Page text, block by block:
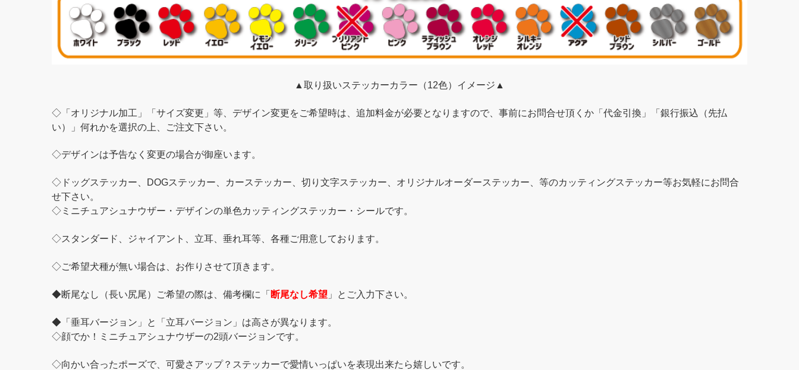
▲取り扱いステッカーカラー（12色）イメージ▲
◇「オリジナル加工」「サイズ変更」等、デザイン変更をご希望時は、追加料金が必要となりますので、事前にお問合せ頂くか「代金引換」「銀行振込（先払
い）」何れかを選択の上、ご注文下さい。
◇デザインは予告なく変更の場合が御座います。
◇ドッグステッカー、DOGステッカー、カーステッカー、切り文字ステッカー、オリジナルオーダーステッカー、等のカッティングステッカー等お気軽にお問合
せ下さい。
◇ミニチュアシュナウザー・デザインの単色カッティングステッカー・シールです。
◇スタンダード、ジャイアント、立耳、垂れ耳等、各種ご用意しております。
◇ご希望犬種が無い場合は、お作りさせて頂きます。
◆断尾なし（長い尻尾）ご希望の際は、備考欄に「 断尾なし希望 」とご入力下さい。
◆「垂耳バージョン」と「立耳バージョン」は高さが異なります。
◇顔でか！ミニチュアシュナウザーの2頭バージョンです。
◇向かい合ったポーズで、可愛さアップ？ステッカーで愛情いっぱいを表現出来たら嬉しいです。